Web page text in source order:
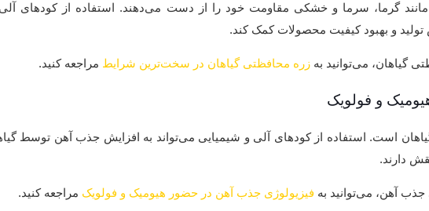
گرما، سرما و خشکی مقاومت خود را از دست می‌دهند. استفاده از کودهای
و بهبود کیفیت محصولات کمک کند.
گیاهان، می‌توانید به زره محافظتی گیاهان در سخت‌ترین شرایط مراجعه کنید.
و فولویک
است. استفاده از کودهای آلی و شیمیایی می‌تواند به افزایش جذب آهن توسط
دارند.
جذب آهن، می‌توانید به فیزیولوژی جذب آهن در حضور هیومیک و فولویک مراجعه کنید.